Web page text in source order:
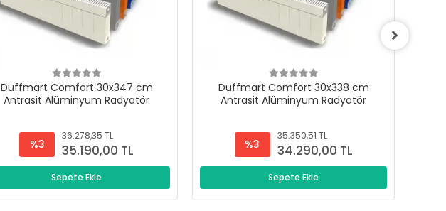
Duffmart Comfort 30x347 cm
Antrasit Alüminyum Radyatör
%3
36.278,35 TL
35.190,00 TL
Sepete Ekle
Duffmart Comfort 30x338 cm
Antrasit Alüminyum Radyatör
%3
35.350,51 TL
34.290,00 TL
Sepete Ekle